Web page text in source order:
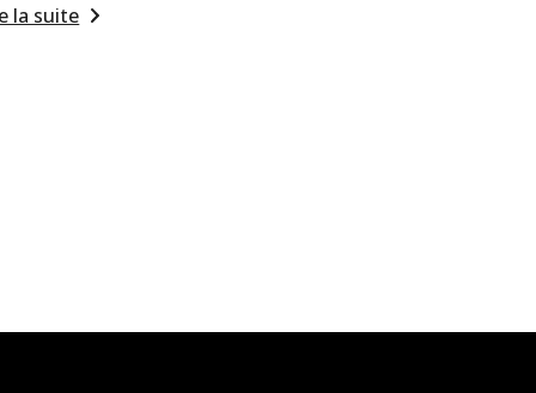
la suite